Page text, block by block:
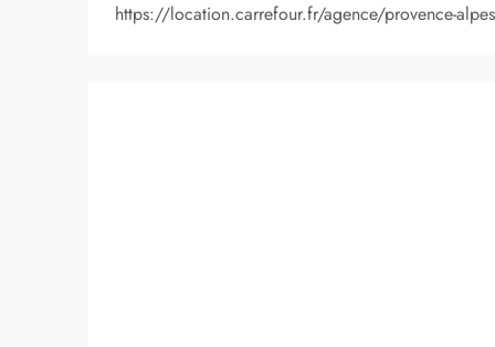
https://location.carrefour.fr/agence/provence-